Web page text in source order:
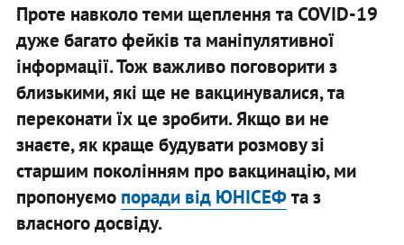
Проте навколо теми щеплення та COVID-19
дуже багато фейків та маніпулятивної
інформації. Тож важливо поговорити з
близькими, які ще не вакцинувалися, та
переконати їх це зробити. Якщо ви не
знаєте, як краще будувати розмову зі
старшим поколінням про вакцинацію, ми
пропонуємо поради від ЮНІСЕФта з
власного досвіду.